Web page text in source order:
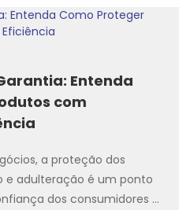
Entenda
com
a proteção dos
e adulteração é um ponto
dos consumidores e